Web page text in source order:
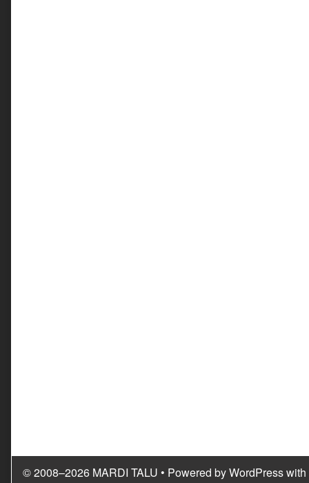
© 2008–2026 MARDI TALU • Powered byWordPresswith